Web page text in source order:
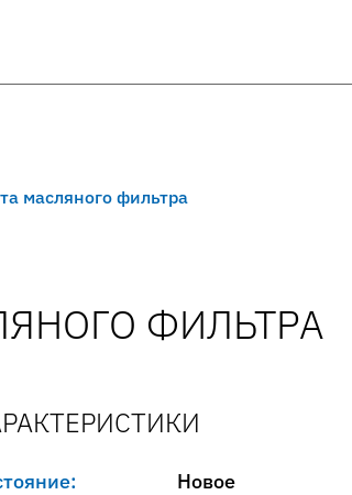
масляного фильтра
ФИЛЬТРА
Новое